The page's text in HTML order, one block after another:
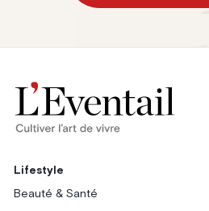
Lifestyle
Beauté & Santé